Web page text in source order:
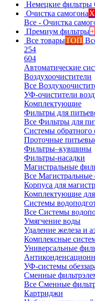
Немецкие фильтры
Очистка самогона
Все - Очистка
Премиум фильтры+
Все товарыТОП
254
604
Автоматические
Воздухоочистители
Все
УФ-очистители
Комплектующие
Фильтры для
Все Фильтры для
Системы обратного
Проточные
Фильтры–кувшины
Фильтры-насадки
Магистральные
Все Магистральные
Корпуса для
Комплектующие
Системы
Все Системы
Умягчение воды
Удаление железа и
Комплексные
Универсальные
УФ-системы
Сменные
Все Сменные
Картриджи